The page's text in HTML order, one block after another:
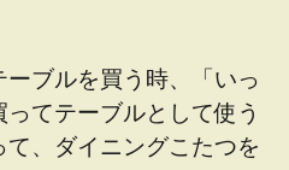
ブルを買う時、「いっ
てテーブルとして使う
、ダイニングこたつを